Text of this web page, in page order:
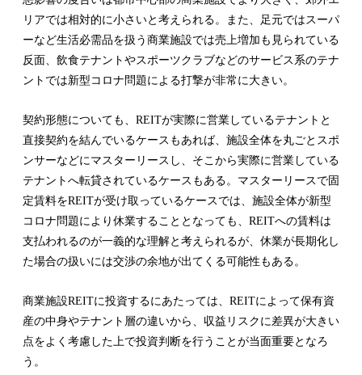
リアでは相対的に小さいと考えられる。また、足元ではスーパ
ーなど生活必需品を扱う商業施設では売上増加も見られている
反面、飲食テナントやスポーツクラブなどのサービス系のテナ
ントでは新型コロナ問題による打撃が非常に大きい。
契約形態についても、REITが実際に営業しているテナントと
直接契約を結んでいるケースもあれば、施設全体を丸ごとスポ
ンサーなどにマスターリースし、そこから実際に営業している
テナントへ転貸されているケースもある。マスターリースで固
定賃料をREITが受け取っているケースでは、施設全体が新型
コロナ問題により休業することとなっても、REITへの賃料は
支払われるのが一義的な理解と考えられるが、休業が長期化し
た場合の扱いには交渉の余地が出てくる可能性もある。
商業施設REITに投資するにあたっては、REITによって保有資
産の中身やテナント層の違いから、収益リスクに差異が大きい
点をよく考慮した上で投資判断を行うことが当面重要となろ
う。